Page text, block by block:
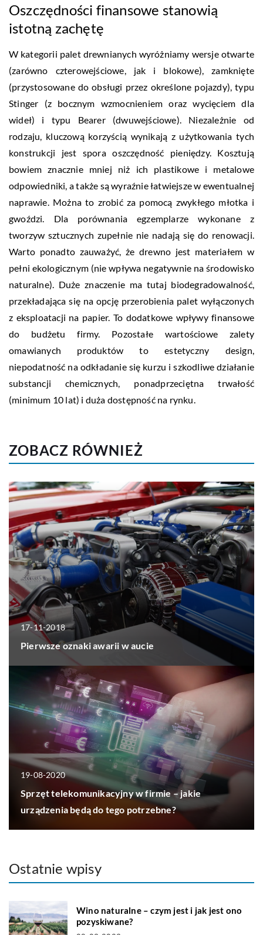
Oszczędności finansowe stanowią
istotną zachętę
W kategorii palet drewnianych wyróżniamy wersje otwarte
(zarówno czterowejściowe, jak i blokowe), zamknięte
(przystosowane do obsługi przez określone pojazdy), typu
Stinger (z bocznym wzmocnieniem oraz wycięciem dla
wideł) i typu Bearer (dwuwejściowe). Niezależnie od
rodzaju, kluczową korzyścią wynikają z użytkowania tych
konstrukcji jest spora oszczędność pieniędzy. Kosztują
bowiem znacznie mniej niż ich plastikowe i metalowe
odpowiedniki, a także są wyraźnie łatwiejsze w ewentualnej
naprawie. Można to zrobić za pomocą zwykłego młotka i
gwoździ. Dla porównania egzemplarze wykonane z
tworzyw sztucznych zupełnie nie nadają się do renowacji.
Warto ponadto zauważyć, że drewno jest materiałem w
pełni ekologicznym (nie wpływa negatywnie na środowisko
naturalne). Duże znaczenie ma tutaj biodegradowalność,
przekładająca się na opcję przerobienia palet wyłączonych
z eksploatacji na papier. To dodatkowe wpływy finansowe
do budżetu firmy. Pozostałe wartościowe zalety
omawianych produktów to estetyczny design,
niepodatność na odkładanie się kurzu i szkodliwe działanie
substancji chemicznych, ponadprzeciętna trwałość
(minimum 10 lat) i duża dostępność na rynku.
ZOBACZ RÓWNIEŻ
17-11-2018
Pierwsze oznaki awarii w aucie
19-08-2020
Sprzęt telekomunikacyjny w firmie – jakie
urządzenia będą do tego potrzebne?
Ostatnie wpisy
Wino naturalne – czym jest i jak jest ono
pozyskiwane?